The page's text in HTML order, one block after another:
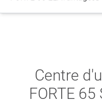
Centre
FORTE